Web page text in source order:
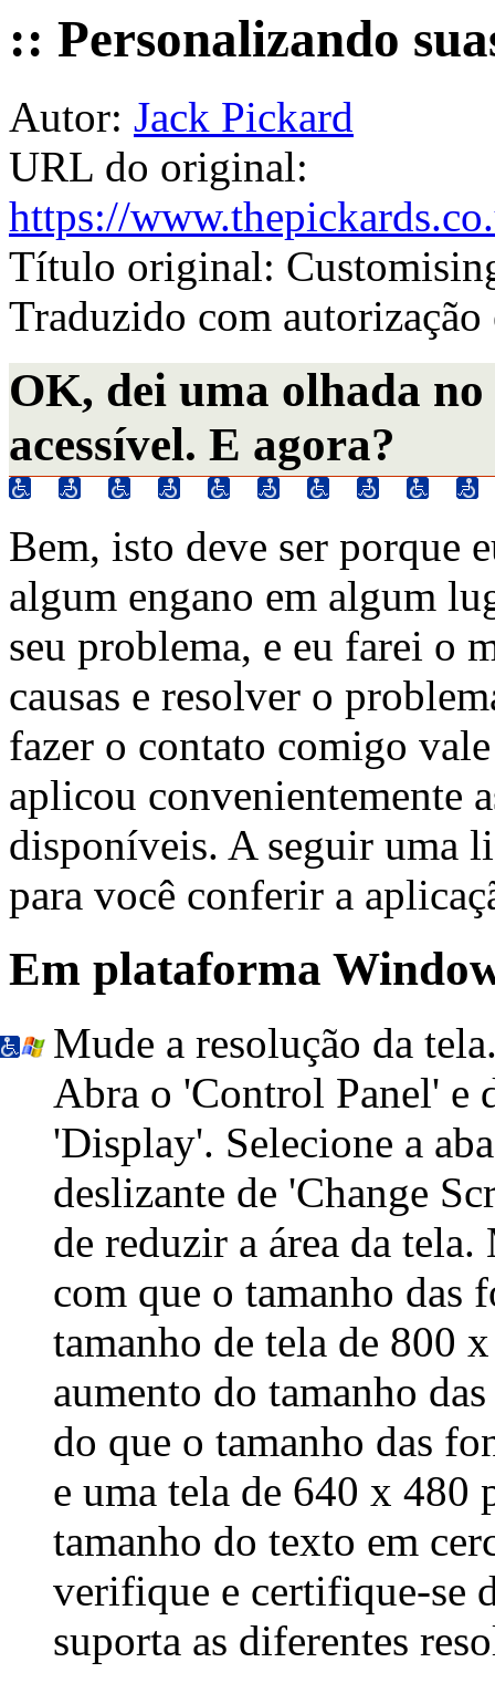
:: Personalizando
Autor: Jack Pickard
URL do original:
https://
Título original:
Traduzido com autorização
OK, dei uma olhada no
acessível. E agora?
Bem, isto deve ser porque
algum engano em algum
seu problema, e eu farei o
causas e resolver o
fazer o contato comigo
aplicou convenientemente
disponíveis. A seguir uma
para você conferir a
Em plataforma
Mude a resolução da tela
Abra o 'Control Panel' e
'Display'. Selecione a
deslizante de 'Change
de reduzir a área da
com que o tamanho das
tamanho de tela de 800
aumento do tamanho
do que o tamanho das
e uma tela de 640 x 480
tamanho do texto em
verifique e certifique-se
suporta as diferentes